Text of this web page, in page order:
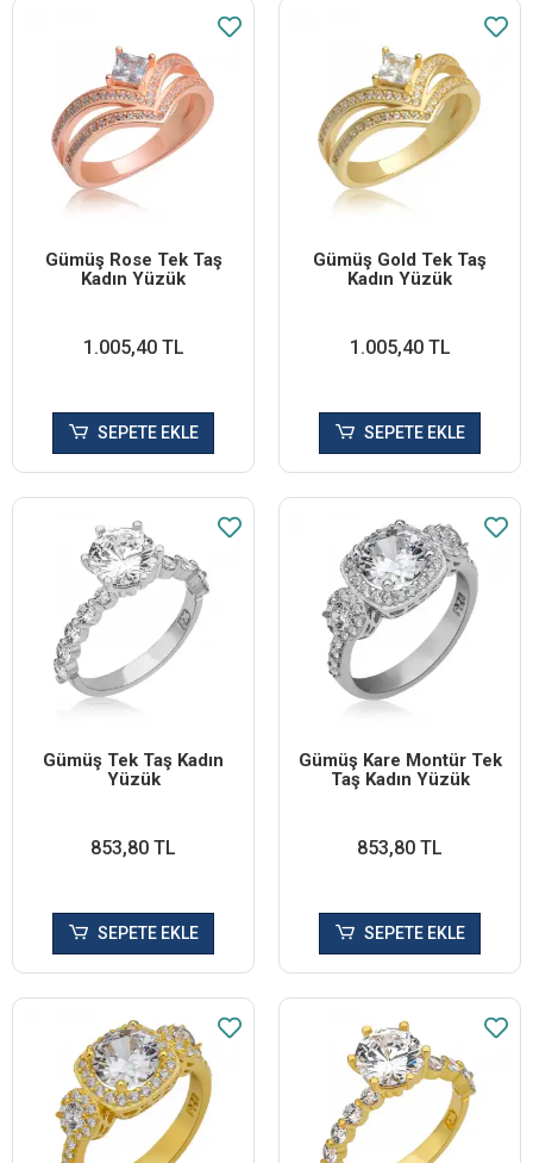
Gümüş Rose Tek Taş
Kadın Yüzük
1.005,40 TL
SEPETE EKLE
Gümüş Gold Tek Taş
Kadın Yüzük
1.005,40 TL
SEPETE EKLE
Gümüş Tek Taş Kadın
Yüzük
853,80 TL
SEPETE EKLE
Gümüş Kare Montür Tek
Taş Kadın Yüzük
853,80 TL
SEPETE EKLE